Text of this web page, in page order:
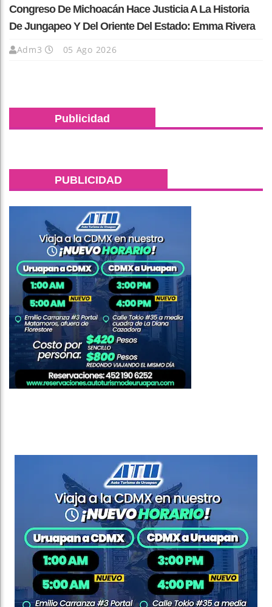
Congreso De Michoacán Hace Justicia A La Historia
De Jungapeo Y Del Oriente Del Estado: Emma Rivera
Adm3 05 Ago 2026
Publicidad
PUBLICIDAD